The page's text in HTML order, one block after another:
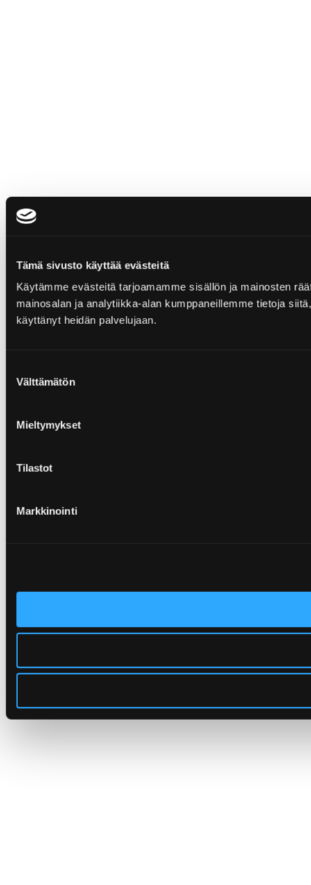
Tämä sivusto käyttää evästeitä
Käytämme evästeitä tarjoamamme sisällön ja mainosten
mainosalan ja analytiikka-alan kumppaneillemme tietoja
käyttänyt heidän palvelujaan.
valinta
Välttämätön
Mieltymykset
Tilastot
Markkinointi